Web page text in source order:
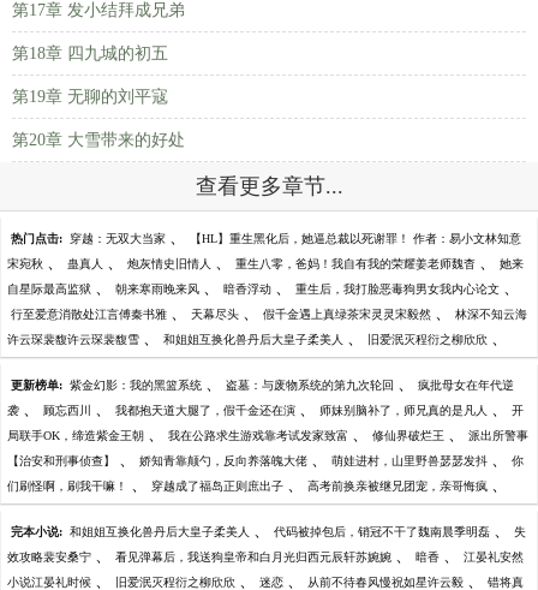
第17章 发小结拜成兄弟
第18章 四九城的初五
第19章 无聊的刘平寇
第20章 大雪带来的好处
查看更多章节...
热门点击: 穿越：无双大当家 、 【HL】重生黑化后，她逼总裁以死谢罪！ 作者：易小文林知意
宋宛秋 、 蛊真人 、 炮灰情史旧情人 、 重生八零，爸妈！我自有我的荣耀姜老师魏杳 、 她来
自星际最高监狱 、 朝来寒雨晚来风 、 暗香浮动 、 重生后，我打脸恶毒狗男女我内心论文 、
行至爱意消散处江言傅秦书雅 、 天幕尽头 、 假千金遇上真绿茶宋灵灵宋毅然 、 林深不知云海
许云琛裴馥许云琛裴馥雪 、 和姐姐互换化兽丹后大皇子柔美人 、 旧爱泯灭程衍之柳欣欣 、
更新榜单: 紫金幻影：我的黑篮系统 、 盗墓：与废物系统的第九次轮回 、 疯批母女在年代逆
袭 、 顾忘西川 、 我都抱天道大腿了，假千金还在演 、 师妹别脑补了，师兄真的是凡人 、 开
局联手OK，缔造紫金王朝 、 我在公路求生游戏靠考试发家致富 、 修仙界破烂王 、 派出所警事
【治安和刑事侦查】 、 娇知青靠颠勺，反向养落魄大佬 、 萌娃进村，山里野兽瑟瑟发抖 、 你
们刷怪啊，刷我干嘛！ 、 穿越成了福岛正则庶出子 、 高考前换亲被继兄团宠，亲哥悔疯 、
完本小说: 和姐姐互换化兽丹后大皇子柔美人 、 代码被掉包后，销冠不干了魏南晨季明磊 、 失
效攻略裴安桑宁 、 看见弹幕后，我送狗皇帝和白月光归西元辰轩苏婉婉 、 暗香 、 江晏礼安然
小说江晏礼时候 、 旧爱泯灭程衍之柳欣欣 、 迷恋 、 从前不待春风慢祝如星许云毅 、 错将真